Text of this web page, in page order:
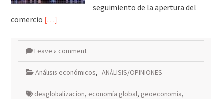
seguimiento de la apertura del
comercio […]
Leave a comment
Análisis económicos, ANÁLISIS/OPINIONES
desglobalizacion, economía global, geoeconomía,